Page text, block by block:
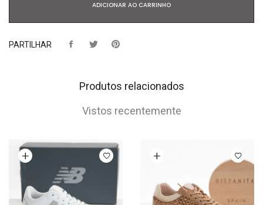
ADICIONAR AO CARRINHO
PARTILHAR
Produtos relacionados
Vistos recentemente
opções Ver opções